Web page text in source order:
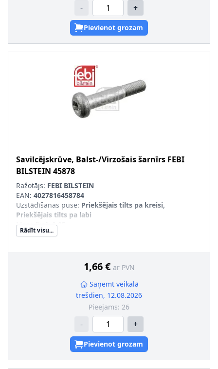
- +
Pievienot grozam
Savilcējskrūve, Balst-/Virzošais šarnīrs FEBI
BILSTEIN 45878
Ražotājs: FEBI BILSTEIN
EAN: 4027816458784
Uzstādīšanas puse: Priekšējais tilts pa kreisi,
Priekšējais tilts pa labi
Masa [kg]:0,05
Skrūves galvas-/Uzgriežņa profils
:20
Skrūves garums zem galvas [mm] :56
Ārējās vītnes izmērs:M10 x 1,5
Rādīt visu...
1,66 € ar PVN
Saņemt veikalā
trešdien, 12.08.2026
Pieejams: 26
- +
Pievienot grozam